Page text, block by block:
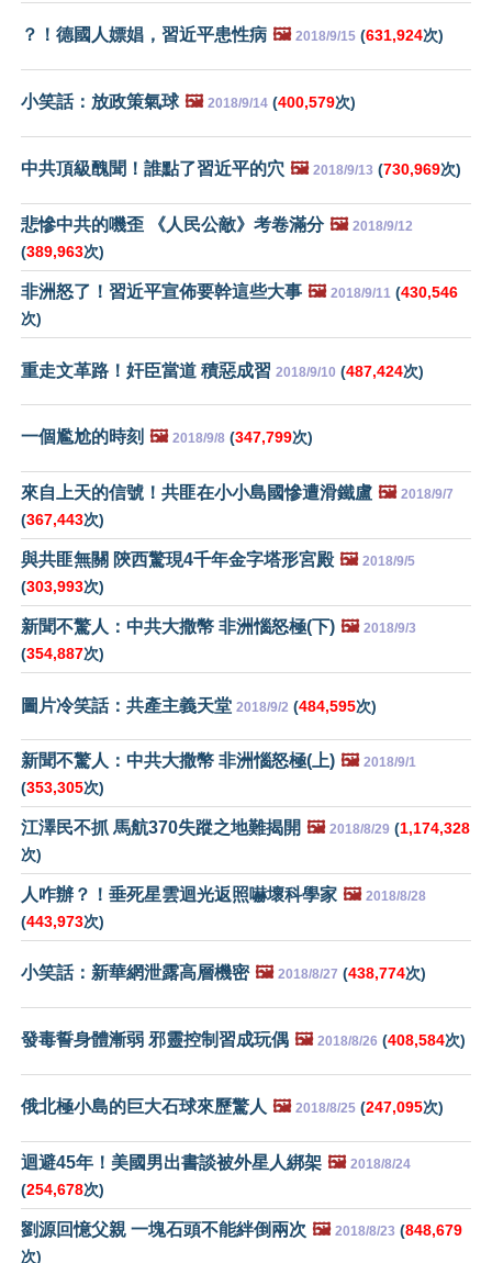
？！德國人嫖娼，習近平患性病 🖼️ 2018/9/15 (631,924次)
小笑話：放政策氣球 🖼️ 2018/9/14 (400,579次)
中共頂級醜聞！誰點了習近平的穴 🖼️ 2018/9/13 (730,969次)
悲慘中共的嘰歪 《人民公敵》考卷滿分 🖼️ 2018/9/12
(389,963次)
非洲怒了！習近平宣佈要幹這些大事 🖼️ 2018/9/11 (430,546
次)
重走文革路！奸臣當道 積惡成習 2018/9/10 (487,424次)
一個尷尬的時刻 🖼️ 2018/9/8 (347,799次)
來自上天的信號！共匪在小小島國慘遭滑鐵盧 🖼️ 2018/9/7
(367,443次)
與共匪無關 陝西驚現4千年金字塔形宮殿 🖼️ 2018/9/5
(303,993次)
新聞不驚人：中共大撒幣 非洲惱怒極(下) 🖼️ 2018/9/3
(354,887次)
圖片冷笑話：共產主義天堂 2018/9/2 (484,595次)
新聞不驚人：中共大撒幣 非洲惱怒極(上) 🖼️ 2018/9/1
(353,305次)
江澤民不抓 馬航370失蹤之地難揭開 🖼️ 2018/8/29 (1,174,328
次)
人咋辦？！垂死星雲迴光返照嚇壞科學家 🖼️ 2018/8/28
(443,973次)
小笑話：新華網泄露高層機密 🖼️ 2018/8/27 (438,774次)
發毒誓身體漸弱 邪靈控制習成玩偶 🖼️ 2018/8/26 (408,584次)
俄北極小島的巨大石球來歷驚人 🖼️ 2018/8/25 (247,095次)
迴避45年！美國男出書談被外星人綁架 🖼️ 2018/8/24
(254,678次)
劉源回憶父親 一塊石頭不能絆倒兩次 🖼️ 2018/8/23 (848,679
次)